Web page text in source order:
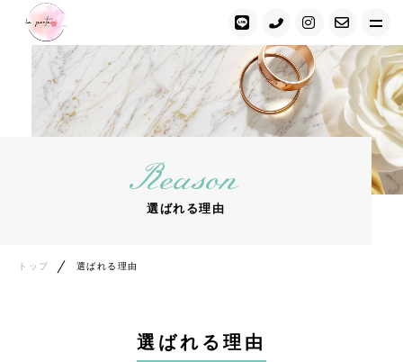
トップ
ラポルテについて
キャンペーン情報
ご登録・ご成婚までの流れ
Reason
選ばれる理由
トップ 選ばれる理由
選ばれる理由